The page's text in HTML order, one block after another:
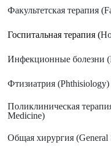
Факультетская терапия (
Госпитальная терапия (
Инфекционные болезни (
Фтизиатрия (Phthisiology)
Поликлиническая
Medicine)
Общая хирургия (General